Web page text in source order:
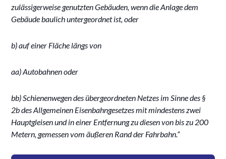
zulässigerweise genutzten Gebäuden, wenn die Anlage dem
Gebäude baulich untergeordnet ist, oder
b) auf einer Fläche längs von
aa) Autobahnen oder
bb) Schienenwegen des übergeordneten Netzes im Sinne des §
2b des Allgemeinen Eisenbahngesetzes mit mindestens zwei
Hauptgleisen und in einer Entfernung zu diesen von bis zu 200
Metern, gemessen vom äußeren Rand der Fahrbahn.“